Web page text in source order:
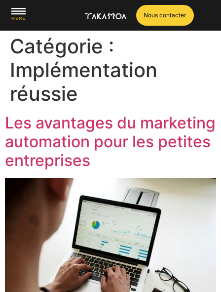
Nous contacter
Catégorie :
Implémentation
réussie
Les avantages du marketing
automation pour les petites
entreprises